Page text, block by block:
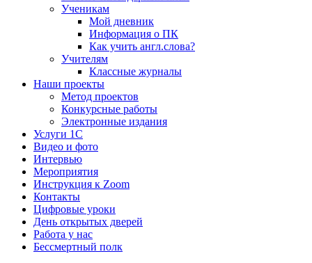
Ученикам
Мой дневник
Информация о ПК
Как учить англ.слова?
Учителям
Классные журналы
Наши проекты
Метод проектов
Конкурсные работы
Электронные издания
Услуги 1C
Видео и фото
Интервью
Мероприятия
Инструкция к Zoom
Контакты
Цифровые уроки
День открытых дверей
Работа у нас
Бессмертный полк